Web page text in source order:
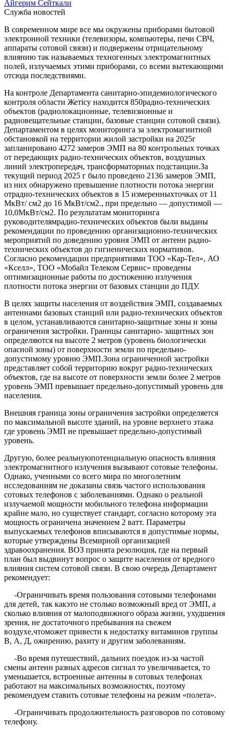
Айгерим Сейткали
Служба новостей
В современном мире все мы окружены приборами бытовой
электронной техники (телевизоры, компьютеры, печи СВЧ,
аппараты сотовой связи) и подвержены отрицательному
влиянию так называемых техногенных электромагнитных
полей, излучаемых этими приборами, со всеми вытекающими
отсюда последствиями.
На контроле Департамента санитарно-эпидемиологического
контроля области Жетісу находится 850радио-технических
объектов (радиолокационные, телевизионные и
радиовещательные станции, базовые станции сотовой связи).
Департаментом в целях мониторинга за электромагнитной
обстановкой на территории жилой застройки на 2025г
запланировано 4272 замеров ЭМП на 80 контрольных точках
от передающих радио-технических объектов, воздушных
линий электропередач, трансформаторных подстанции.За
текущий период 2025 г было проведено 2136 замеров ЭМП,
из них обнаружено превышение плотности потока энергии
отрадио-технических объектов в 15 измеренныхточках от 11
МкВт/ см2 до 16 МкВт/см2., при предельно — допустимой —
10,0МкВт/см2. По результатам мониторинга
руководителямрадио-технических объектов были выданы
рекомендации по проведению организационно-технических
мероприятий по доведению уровня ЭМП от антенн радио-
технических объектов до гигиенических нормативов.
Согласно рекомендации предприятиями ТОО «Кар-Тел», АО
«Кселл», ТОО «Мобайл Телеком Сервис» проведены
оптимизационные работы по достижению излучения
плотности потока энергии от базовых станции до ПДУ.
В целях защиты населения от воздействия ЭМП, создаваемых
антеннами базовых станций или радио-технических объектов
в целом, устанавливаются санитарно-защитные зоны и зоны
ограничения застройки. Границы санитарно- защитных зон
определяются на высоте 2 метров (уровень биологически
опасной зоны) от поверхности земли по предельно-
допустимому уровню ЭМП.Зона ограниченной застройки
представляет собой территорию вокруг радио-технических
объектов, где на высоте от поверхности земли более 2 метров
уровень ЭМП превышает предельно-допустимый уровень для
населения.
Внешняя граница зоны ограничения застройки определяется
по максимальной высоте зданий, на уровне верхнего этажа
где уровень ЭМП не превышает предельно-допустимый
уровень.
Другую, более реальнуюпотенциальную опасность влияния
электромагнитного излучения вызывают сотовые телефоны.
Однако, ученными со всего мира по многолетним
исследованиям не доказаны связь частого использования
сотовых телефонов с заболеваниями. Однако о реальной
излучаемой мощности мобильного телефона информации
крайне мало, но существует стандарт, согласно которому эта
мощность ограничена значением 2 ватт. Параметры
выпускаемых телефонов вписываются в допустимые нормы,
которые утверждены Всемирной организацией
здравоохранения. ВОЗ принята резолюция, где на первый
план был выдвинут вопрос о защите населения от вредного
влияния систем сотовой связи. В свою очередь Департамент
рекомендует:
-Ограничивать время пользования сотовыми телефонами
для детей, так какэто не столько возможный вред от ЭМП, а
сколько влияния от малоподвижного образа жизни, ухудшения
зрения, не достаточного пребывания на свежем
воздухе,чтоможет привести к недостатку витаминов группы
В, А, Д, ожирению, рахиту и другим заболеваниям.
-Во время путешествий, дальних поездок из-за частой
смены антенн разных адресов сигнал то увеличивается, то
уменьшается, встроенные антенны в сотовых телефонах
работают на максимальных возможностях, поэтому
рекомендуем ставить сотовые телефоны на режим «полета».
-Ограничивать продолжительность разговоров по сотовому
телефону.